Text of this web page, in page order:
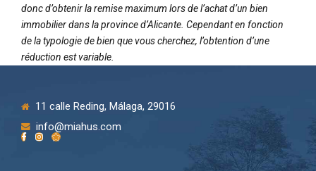
donc d’obtenir la remise maximum lors de l’achat d’un bien
immobilier dans la province d’Alicante. Cependant en fonction
de la typologie de bien que vous cherchez, l’obtention d’une
réduction est variable.
11 calle Reding, Málaga, 29016
info@miahus.com